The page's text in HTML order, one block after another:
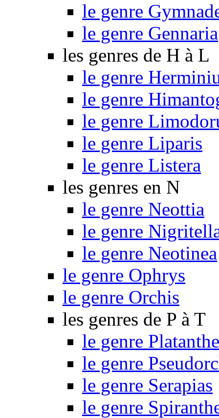
le genre
le genre Gennaria
les genres de H à L
le genre
le genre
le genre
le genre Liparis
le genre Listera
les genres en N
le genre Neottia
le genre
le genre Neotinea
le genre Ophrys
le genre Orchis
les genres de P à T
le genre
le genre
le genre Serapias
le genre